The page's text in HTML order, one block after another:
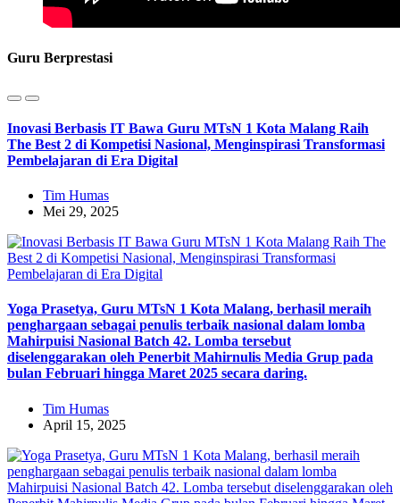
Guru Berprestasi
Inovasi Berbasis IT Bawa Guru MTsN 1 Kota Malang Raih
The Best 2 di Kompetisi Nasional, Menginspirasi Transformasi
Pembelajaran di Era Digital
Tim Humas
Mei 29, 2025
Yoga Prasetya, Guru MTsN 1 Kota Malang, berhasil meraih
penghargaan sebagai penulis terbaik nasional dalam lomba
Mahirpuisi Nasional Batch 42. Lomba tersebut
diselenggarakan oleh Penerbit Mahirnulis Media Grup pada
bulan Februari hingga Maret 2025 secara daring.
Tim Humas
April 15, 2025